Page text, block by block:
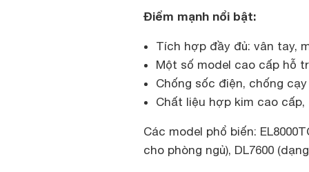
Điểm mạnh nổi bật:
Tích hợp đầy đủ: vân tay,
Một số model cao cấp hỗ
Chống sốc điện, chống
Chất liệu hợp kim cao
Các model phổ biến:
cho phòng ngủ), DL7600